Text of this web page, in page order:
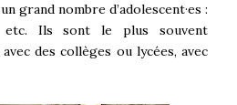
grand nombre d’adolescent·es :
etc. Ils sont le plus souvent
des collèges ou lycées, avec